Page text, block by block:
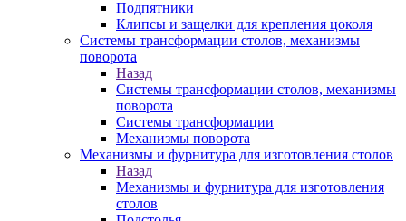
Подпятники
Клипсы и защелки для крепления цоколя
Системы трансформации столов, механизмы
поворота
Назад
Системы трансформации столов, механизмы
поворота
Системы трансформации
Механизмы поворота
Механизмы и фурнитура для изготовления столов
Назад
Механизмы и фурнитура для изготовления
столов